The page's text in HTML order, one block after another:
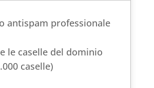
antispam professionale
le caselle del dominio
caselle)